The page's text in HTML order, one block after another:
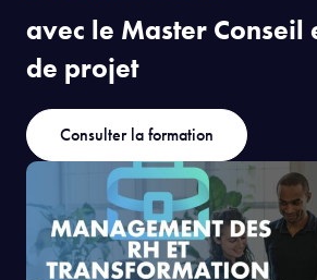
avec le Master Conseil
de projet
Consulter la formation